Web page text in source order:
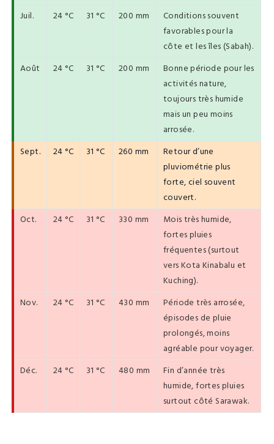
Juil. 24 °C 31 °C 200 mm
Conditions souvent
favorables pour la
côte et les îles (Sabah).
Août
24 °C 31 °C 200 mm
Bonne période pour les
activités nature,
toujours très humide
mais un peu moins
arrosée.
Sept.
24 °C 31 °C 260 mm
Retour d’une
pluviométrie plus
forte, ciel souvent
couvert.
Oct.
24 °C 31 °C 330 mm
Mois très humide,
fortes pluies
fréquentes (surtout
vers Kota Kinabalu et
Kuching).
Nov.
24 °C 31 °C 430 mm
Période très arrosée,
épisodes de pluie
prolongés, moins
agréable pour voyager.
Déc.
24 °C 31 °C 480 mm
Fin d’année très
humide, fortes pluies
surtout côté Sarawak.